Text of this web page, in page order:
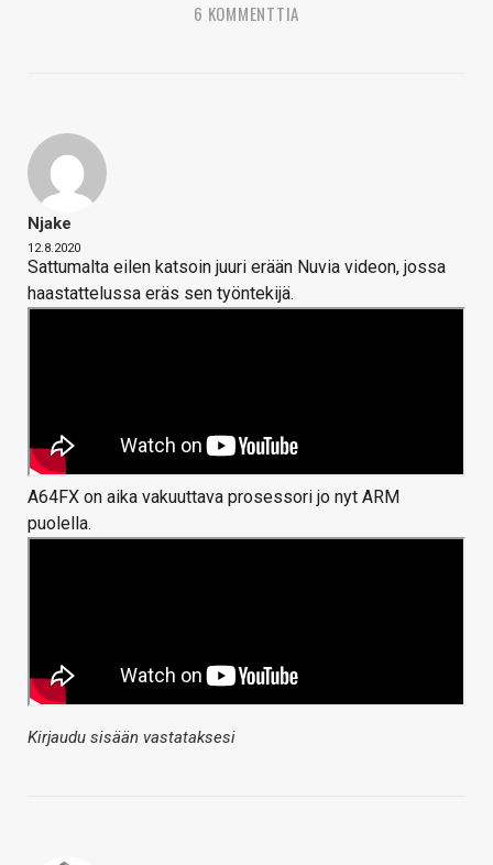
6 KOMMENTTIA
Njake
12.8.2020
Sattumalta eilen katsoin juuri erään Nuvia videon, jossa
haastattelussa eräs sen työntekijä.
A64FX on aika vakuuttava prosessori jo nyt ARM
puolella.
Kirjaudu sisään vastataksesi